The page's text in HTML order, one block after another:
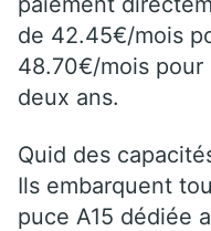
de 42.45€/mois
48.70€/mois pour
deux ans.
Quid des
Ils embarquent
puce A15 dédiée